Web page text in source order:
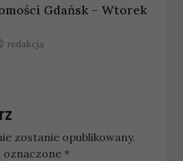
Gdańsk – Wtorek
redakcja
zostanie opublikowany.
oznaczone *